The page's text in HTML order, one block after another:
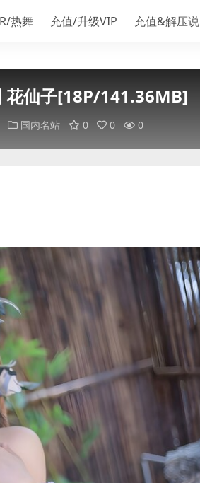
热舞 充值/升级VIP 充值&解压
花仙子[18P/141.36MB]
国内名站 0 0 0